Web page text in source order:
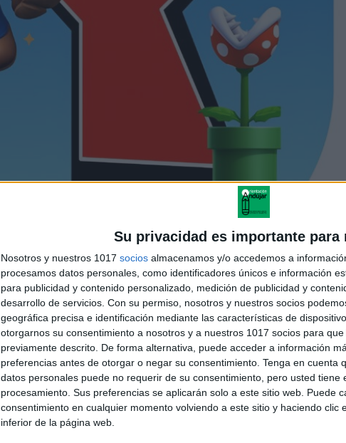
Su privacidad es importante para
Nosotros y nuestros 1017 socios almacenamos y/o accedemos a
procesamos datos personales, como identificadores únicos e información
para publicidad y contenido personalizado, medición de publicidad y
desarrollo de servicios. Con su permiso, nosotros y nuestros socios
geográfica precisa e identificación mediante las características de
otorgarnos su consentimiento a nosotros y a nuestros 1017 socios para
previamente descrito. De forma alternativa, puede acceder a información
preferencias antes de otorgar o negar su consentimiento. Tenga en cuenta
datos personales puede no requerir de su consentimiento, pero usted tiene
procesamiento. Sus preferencias se aplicarán solo a este sitio web. Puede
consentimiento en cualquier momento volviendo a este sitio y haciendo clic
inferior de la página web.